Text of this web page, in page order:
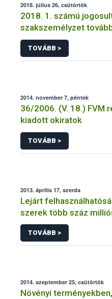
2018. július 26, csütörtök
2018. 1. számú
szakszemélyzet
TOVÁBB >
2014. november 7, péntek
36/2006. (V. 18.) FVM
kiadott okiratok
TOVÁBB >
2013. április 17, szerda
Lejárt
szerek több száz
NÉBIH
TOVÁBB >
2014. szeptember 25, csütörtök
Növényi